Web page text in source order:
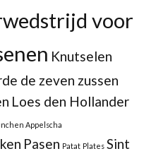
voor
Knutselen
de zeven zussen
Loes den Hollander
Appelscha
Pasen Patat Plates Sint